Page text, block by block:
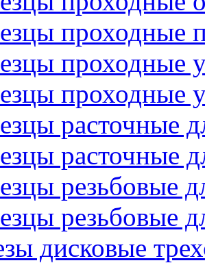
проходные
проходные
проходные
расточные
расточные
резьбовые
резьбовые
дисковые